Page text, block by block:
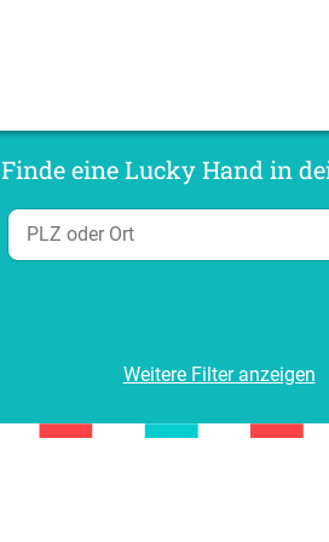
Finde eine Lucky Hand in
Weitere Filter anzeigen